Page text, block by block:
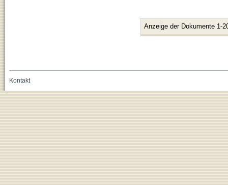
Anzeige der Dokumente 1-
Kontakt